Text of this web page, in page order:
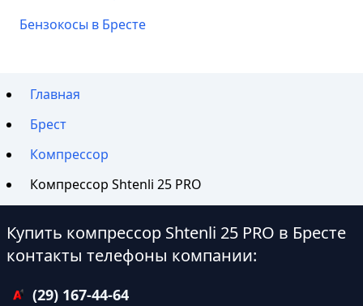
Бензокосы в Бресте
Главная
Брест
Компрессор
Компрессор Shtenli 25 PRO
Купить компрессор Shtenli 25 PRO в Бресте
контакты телефоны компании:
(29) 167-44-64